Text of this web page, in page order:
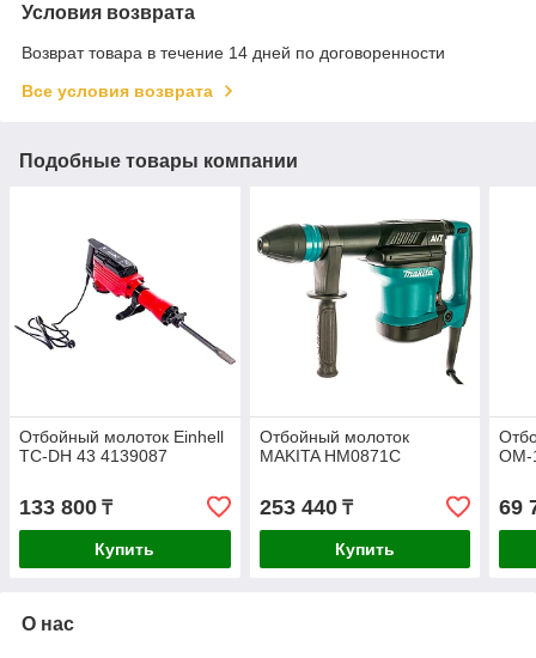
Условия возврата
Возврат товара в течение 14 дней по договоренности
Все условия возврата
Подобные товары компании
Отбойный молоток Einhell
TC-DH 43 4139087
133 800 ₸
Купить
Отбойный молоток
MAKITA HM0871C
253 440₸
Купить
ОМ-
69
О нас